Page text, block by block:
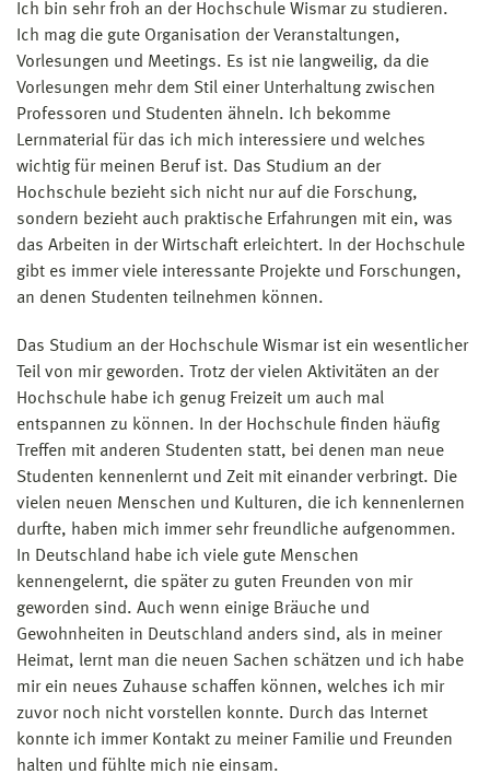
Ich bin sehr froh an der Hochschule Wismar zu studieren.
Ich mag die gute Organisation der Veranstaltungen,
Vorlesungen und Meetings. Es ist nie langweilig, da die
Vorlesungen mehr dem Stil einer Unterhaltung zwischen
Professoren und Studenten ähneln. Ich bekomme
Lernmaterial für das ich mich interessiere und welches
wichtig für meinen Beruf ist. Das Studium an der
Hochschule bezieht sich nicht nur auf die Forschung,
sondern bezieht auch praktische Erfahrungen mit ein, was
das Arbeiten in der Wirtschaft erleichtert. In der Hochschule
gibt es immer viele interessante Projekte und Forschungen,
an denen Studenten teilnehmen können.
Das Studium an der Hochschule Wismar ist ein wesentlicher
Teil von mir geworden. Trotz der vielen Aktivitäten an der
Hochschule habe ich genug Freizeit um auch mal
entspannen zu können. In der Hochschule finden häufig
Treffen mit anderen Studenten statt, bei denen man neue
Studenten kennenlernt und Zeit mit einander verbringt. Die
vielen neuen Menschen und Kulturen, die ich kennenlernen
durfte, haben mich immer sehr freundliche aufgenommen.
In Deutschland habe ich viele gute Menschen
kennengelernt, die später zu guten Freunden von mir
geworden sind. Auch wenn einige Bräuche und
Gewohnheiten in Deutschland anders sind, als in meiner
Heimat, lernt man die neuen Sachen schätzen und ich habe
mir ein neues Zuhause schaffen können, welches ich mir
zuvor noch nicht vorstellen konnte. Durch das Internet
konnte ich immer Kontakt zu meiner Familie und Freunden
halten und fühlte mich nie einsam.